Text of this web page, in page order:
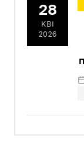
28
КВІ
2026